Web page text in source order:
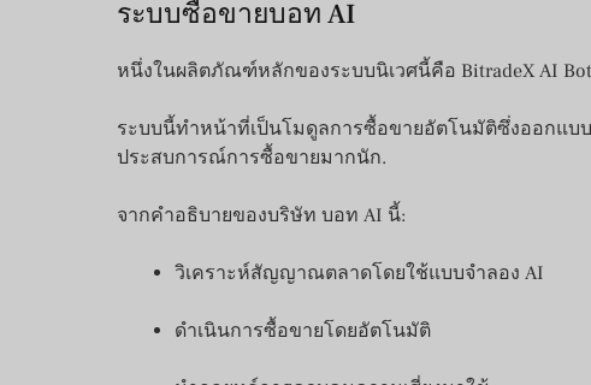
ระบบซื้อขายบอท AI
หนึ่งในผลิตภัณฑ์หลักของระบบนิเวศนี้คือ BitradeX AI
ระบบนี้ทำหน้าที่เป็นโมดูลการซื้อขายอัตโนมัติซึ่งออกแบ
ประสบการณ์การซื้อขายมากนัก.
จากคำอธิบายของบริษัท บอท AI นี้:
วิเคราะห์สัญญาณตลาดโดยใช้แบบจำลอง AI
ดำเนินการซื้อขายโดยอัตโนมัติ